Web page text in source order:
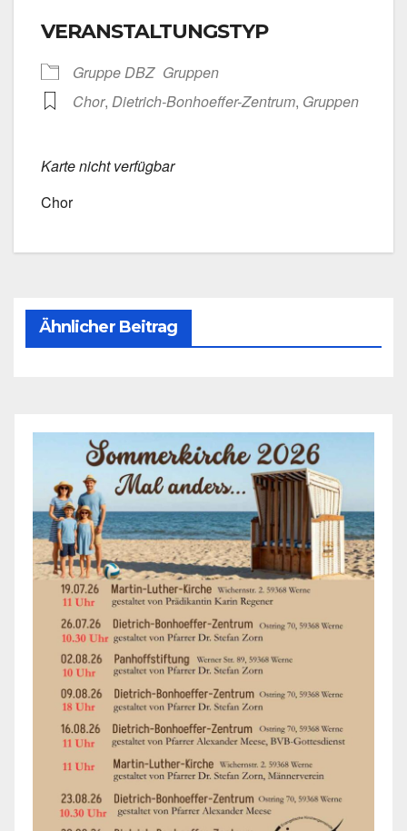
VERANSTALTUNGSTYP
Grup­pe DBZ Grup­pen
Chor, Dietrich-Bonhoeffer-Zentrum, Grup­pen
Kar­te nicht ver­füg­bar
Chor
Ähnlicher Beitrag